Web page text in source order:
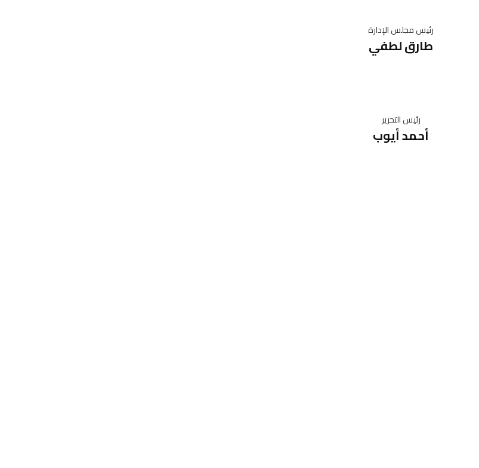
رئيس مجلس الإدارة
طارق لطفي
رئيس التحرير
أحمد أيوب